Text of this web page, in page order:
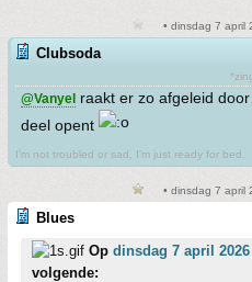
• dinsdag 7 april
Clubsoda
@Vanyel raakt er zo afgeleid
deel opent
I'm not troubled or sad, I'm just ready for bed.
• dinsdag 7 april
Blues
Op dinsdag 7 april 2026
volgende: